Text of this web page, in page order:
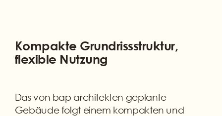
Kompakte Grundrissstruktur,
flexible Nutzung
Das von bap architekten geplante
Gebäude folgt einem kompakten und